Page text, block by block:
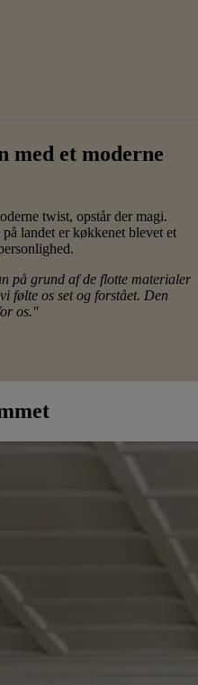
med et moderne
twist, opstår der magi.
landet er køkkenet blevet et
på grund af de flotte materialer
følte os set og forstået. Den
os."